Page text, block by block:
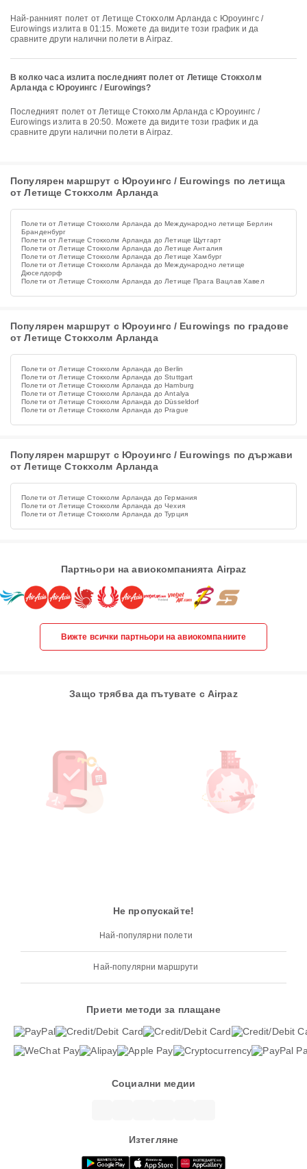
Най-ранният полет от Летище Стокхолм Арланда с Юроуингс /
Eurowings излита в 01:15. Можете да видите този график и да
сравните други налични полети в Airpaz.
В колко часа излита последният полет от Летище Стокхолм
Арланда с Юроуингс / Eurowings?
Последният полет от Летище Стокхолм Арланда с Юроуингс /
Eurowings излита в 20:50. Можете да видите този график и да
сравните други налични полети в Airpaz.
Популярен маршрут с Юроуингс / Eurowings по летища
от Летище Стокхолм Арланда
Полети от Летище Стокхолм Арланда до Международно летище Берлин
Бранденбург
Полети от Летище Стокхолм Арланда до Летище Щутгарт
Полети от Летище Стокхолм Арланда до Летище Анталия
Полети от Летище Стокхолм Арланда до Летище Хамбург
Полети от Летище Стокхолм Арланда до Международно летище
Дюселдорф
Полети от Летище Стокхолм Арланда до Летище Прага Вацлав Хавел
Популярен маршрут с Юроуингс / Eurowings по градове
от Летище Стокхолм Арланда
Полети от Летище Стокхолм Арланда до Berlin
Полети от Летище Стокхолм Арланда до Stuttgart
Полети от Летище Стокхолм Арланда до Hamburg
Полети от Летище Стокхолм Арланда до Antalya
Полети от Летище Стокхолм Арланда до Düsseldorf
Полети от Летище Стокхолм Арланда до Prague
Популярен маршрут с Юроуингс / Eurowings по държави
от Летище Стокхолм Арланда
Полети от Летище Стокхолм Арланда до Германия
Полети от Летище Стокхолм Арланда до Чехия
Полети от Летище Стокхолм Арланда до Турция
Партньори на авиокомпанията Airpaz
Вижте всички партньори на авиокомпаниите
Защо трябва да пътувате с Airpaz
Не пропускайте!
Най-популярни полети
Най-популярни маршрути
Приети методи за плащане
Социални медии
Изтегляне